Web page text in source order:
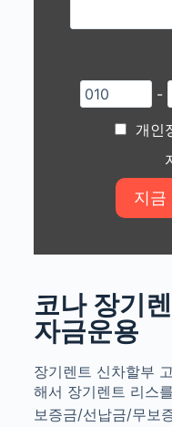
-
개인
코나 장기
자금운용
장기렌트 신차할부
해서 장기렌트 리스
보증금/선납금/무보